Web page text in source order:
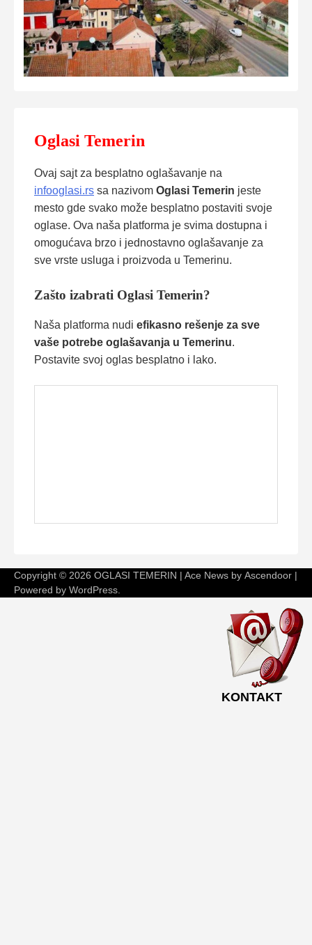
Oglasi Temerin
Ovaj sajt za besplatno oglašavanje na
infooglasi.rs sa nazivom Oglasi Temerin jeste
mesto gde svako može besplatno postaviti svoje
oglase. Ova naša platforma je svima dostupna i
omogućava brzo i jednostavno oglašavanje za
sve vrste usluga i proizvoda u Temerinu.
Zašto izabrati Oglasi Temerin?
Naša platforma nudi efikasno rešenje za sve
vaše potrebe oglašavanja u Temerinu.
Postavite svoj oglas besplatno i lako.
Copyright © 2026 OGLASI TEMERIN | Ace News by Ascendoor |
Powered by WordPress
KONTAKT